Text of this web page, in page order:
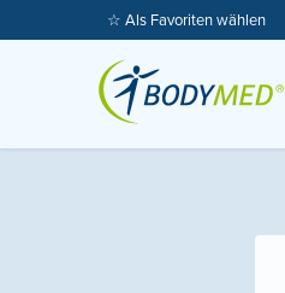
☆ Als Favoriten wählen